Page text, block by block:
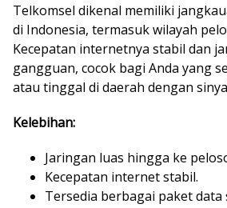
Telkomsel dikenal memiliki
di Indonesia, termasuk wilayah
Kecepatan internetnya stabil dan
gangguan, cocok bagi Anda yang
atau tinggal di daerah dengan
Kelebihan:
Jaringan luas hingga ke
Kecepatan internet stabil.
Tersedia berbagai paket data